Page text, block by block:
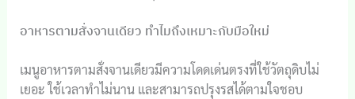
อาหารตามสั่งจานเดียว ทำไมถึงเหมาะกับมือใหม่
เมนูอาหารตามสั่งจานเดียวมีความโดดเด่นตรงที่ใช้วัตถุดิบไม่
เยอะ ใช้เวลาทำไม่นาน และสามารถปรุงรสได้ตามใจชอบ